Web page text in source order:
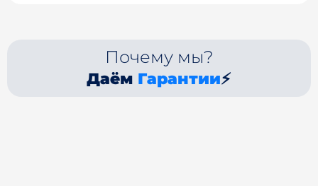
Почему мы?
Даём Гарантии⚡